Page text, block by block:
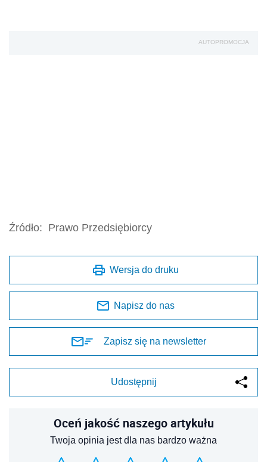
AUTOPROMOCJA
Źródło: Prawo Przedsiębiorcy
Wersja do druku
Napisz do nas
Zapisz się na newsletter
Udostępnij
Oceń jakość naszego artykułu
Twoja opinia jest dla nas bardzo ważna